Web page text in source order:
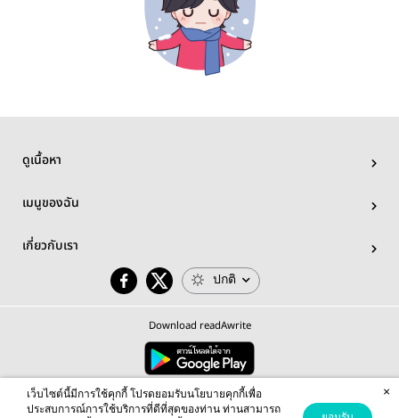
ดูเนื้อหา
เมนูของฉัน
เกี่ยวกับเรา
ปกติ
Download readAwrite
© 2026 readAwrite.com by MEB Corporation Public Company Limited
This site is protected by reCAPTCHA and the Google Privacy Policy Terms of Serviceapply.
เว็บไซต์นี้มีการใช้คุกกี้ โปรดยอมรับนโยบายคุกกี้เพื่อ
ประสบการณ์การใช้บริการที่ดีที่สุดของท่าน ท่านสามารถ
×